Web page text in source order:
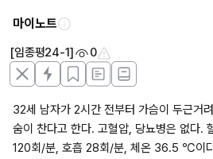
마이노트
[임종평24-1] 0
32세 남자가 2시간 전부터 가슴이 두근거
숨이 찬다고 한다. 고혈압, 당뇨병은 없다
120회/분, 호흡 28회/분, 체온 36.5 ℃이